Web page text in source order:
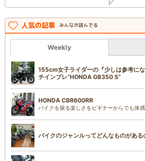
人気の記事 みんなが読んでる
Weekly
155cm女子ライダーの『少しは参考に
チインプレ“HONDA GB350 S”
HONDA CBR600RR
バイクを操る楽しさをビギナーからでも体
バイクのジャンルってどんなものがある